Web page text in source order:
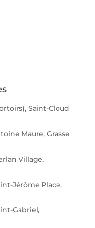
Saint-Cloud
Maure, Grasse
Village,
Jérôme Place,
Gabriel,